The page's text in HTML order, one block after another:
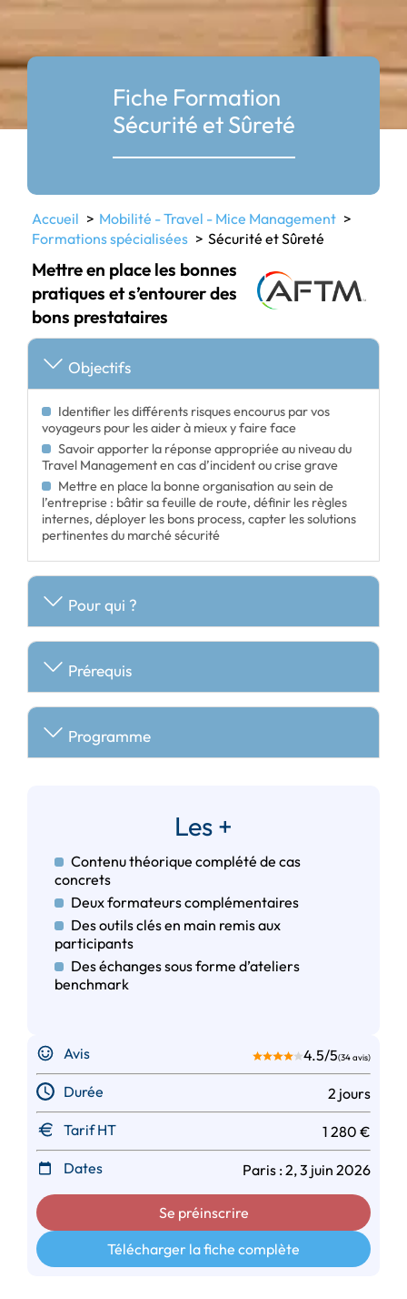
Fiche Formation
Sécurité et Sûreté
Accueil
Mobilité - Travel - Mice Management
Formations spécialisées
Sécurité et Sûreté
Mettre en place les bonnes
pratiques et s’entourer des
bons prestataires
Objectifs
Identifier les différents risques encourus par vos
voyageurs pour les aider à mieux y faire face
Savoir apporter la réponse appropriée au niveau du
Travel Management en cas d’incident ou crise grave
Mettre en place la bonne organisation au sein de
l’entreprise : bâtir sa feuille de route, définir les règles
internes, déployer les bons process, capter les solutions
pertinentes du marché sécurité
Pour qui ?
Prérequis
Programme
Les +
Contenu théorique complété de cas
concrets
Deux formateurs complémentaires
Des outils clés en main remis aux
participants
Des échanges sous forme d’ateliers
benchmark
Avis 4.5/5(34 avis)
Durée
2 jours
Tarif HT
1 280 €
Dates
Paris : 2, 3 juin 2026
Se préinscrire
Télécharger la fiche complète